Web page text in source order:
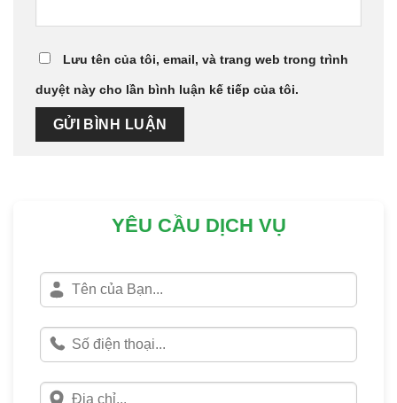
Lưu tên của tôi, email, và trang web trong trình
duyệt này cho lần bình luận kế tiếp của tôi.
YÊU CẦU DỊCH VỤ